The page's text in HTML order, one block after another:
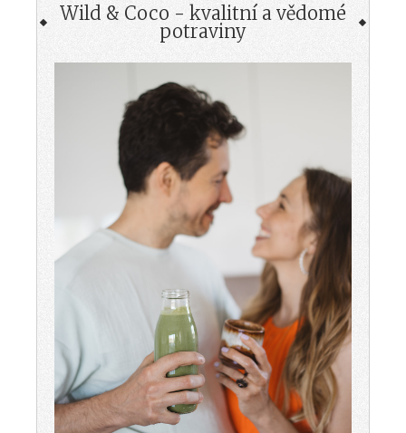
Wild & Coco - kvalitní a vědomé
potraviny